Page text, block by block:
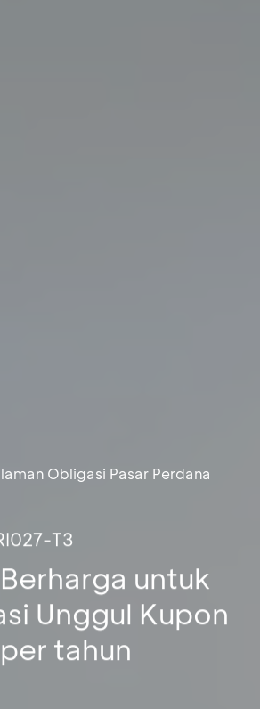
Obligasi Pasar Perdana
T3
untuk
Unggul Kupon
tahun